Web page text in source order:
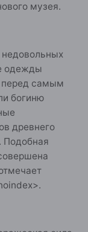
музея.
одежды
перед самым
богиню
древнего
Подобная
.